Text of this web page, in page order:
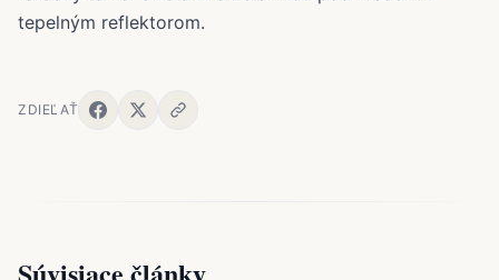
ZDIEĽAŤ